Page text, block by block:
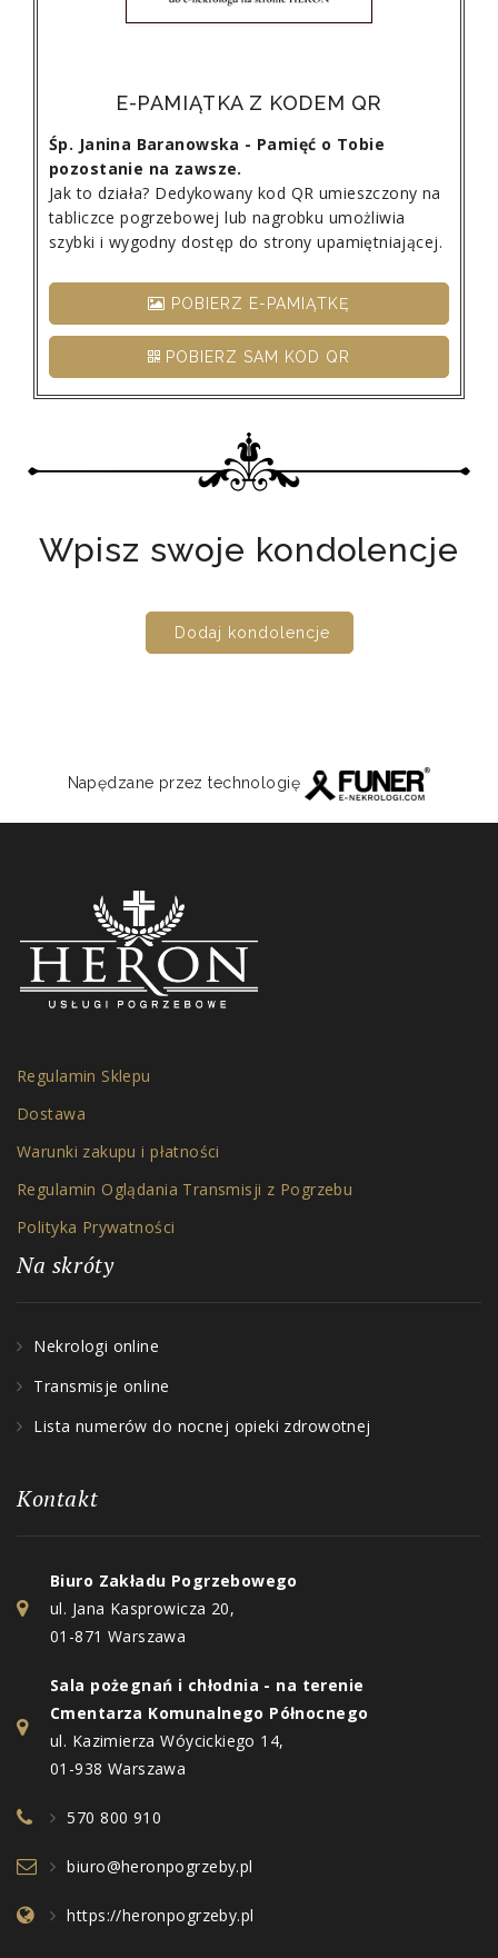
E-PAMIĄTKA Z KODEM QR
Śp. Janina Baranowska - Pamięć o Tobie
pozostanie na zawsze.
Jak to działa? Dedykowany kod QR umieszczony na
tabliczce pogrzebowej lub nagrobku umożliwia
szybki i wygodny dostęp do strony upamiętniającej.
POBIERZ E-PAMIĄTKĘ
POBIERZ SAM KOD QR
Wpisz swoje kondolencje
Dodaj kondolencje
Napędzane przez technologię
Regulamin Sklepu
Dostawa
Warunki zakupu i płatności
Regulamin Oglądania Transmisji z Pogrzebu
Polityka Prywatności
Na skróty
Nekrologi online
Transmisje online
Lista numerów do nocnej opieki zdrowotnej
Kontakt
Biuro Zakładu Pogrzebowego
ul. Jana Kasprowicza 20,
01-871 Warszawa
Sala pożegnań i chłodnia - na terenie
Cmentarza Komunalnego Północnego
ul. Kazimierza Wóycickiego 14,
01-938 Warszawa
570 800 910
biuro@heronpogrzeby.pl
https://heronpogrzeby.pl